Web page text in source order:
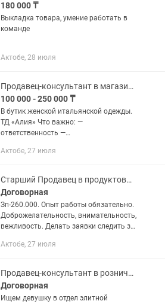
180 000 ₸
Выкладка товара, умение работать в
команде
Актобе, 28 июля
Продавец-консультант в магазине
100 000 - 250 000 ₸
В бутик женской итальянской одежды.
ТД «Алия» Что важно: —
ответственность —
— знание казахского и русского языка
лет...
Актобе, 27 июля
Старший Продавец в продуктовый магазин
Договорная
Зп-260.000. Опыт работы обязательно.
Доброжелательность, внимательность,
вежливость. Делать заявки следить за
Актобе, 27 июля
Продавец-консультант в розничном магазине
Договорная
Ищем девушку в отдел элитной